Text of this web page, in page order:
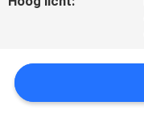
PRIVACY